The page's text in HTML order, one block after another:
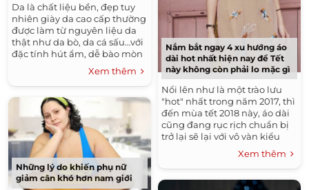
Da là chất liệu bền, đẹp tuy
nhiên giày da cao cấp thường
được làm từ nguyên liệu da
thật như da bò, da cá sấu…với
đặc tính hút ẩm, dễ bào mòn
nếu không biết cách giữ gìn...
Xem thêm
Những lý do khiến phụ nữ
giảm cân khó hơn nam giới
Nắm bắt ngay 4 xu hướng áo
dài hot nhất hiện nay để Tết
này không còn phải lo mặc gì
Nổi lên như là một trào lưu
"hot" nhất trong năm 2017, thì
đến mùa tết 2018 này, áo dài
cũng đang rục rịch chuẩn bị
trở lại sẽ lại với vô vàn kiểu
dáng: truyền thống có,...
Xem thêm